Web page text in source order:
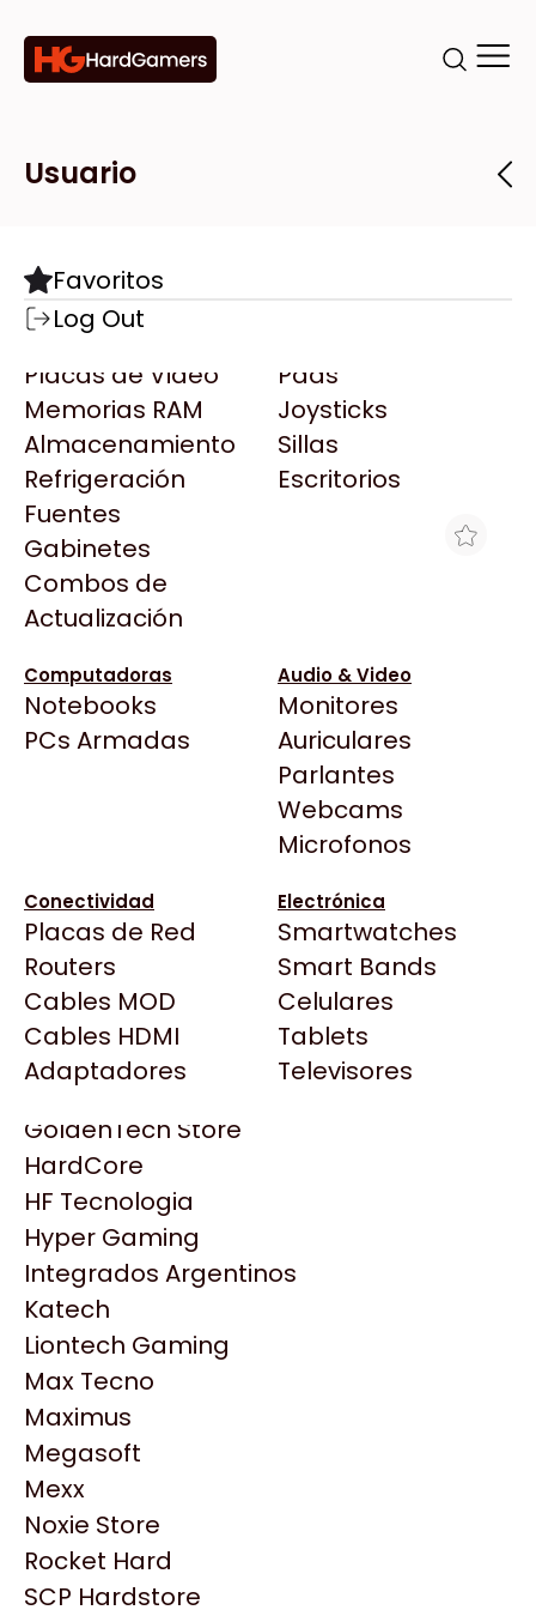
Categorías
Componentes
Motherboards
Microprocesadores
Placas de Video
Memorias RAM
Almacenamiento
Refrigeración
Fuentes
Gabinetes
Combos de
Actualización
Pads
Joysticks
Sillas
Escritorios
Computadoras
Notebooks
PCs Armadas
Audio & Video
Monitores
Auriculares
Parlantes
Webcams
Microfonos
Conectividad
Placas de Red
Routers
Cables MOD
Cables HDMI
Adaptadores
Electrónica
Smartwatches
Smart Bands
Celulares
Tablets
Televisores
Marcas
Todas las Marcas
AMD
AULA
Acer
Adata
AeroCool
Antec
Arkham
Asrock
BenQ
CX
Cooler Master
Deepcool
Dell
EVGA
Gamemax
Genesis
Genius
HP
HyperX
INNO3D
Intel
Kingston
Lenovo
Logitech
MSI
NVIDIA GeForce
NZXT
PNY
Palit
Philips
Tiendas
Destacadas
Todas las Tiendas
Click Gaming
Compufan Store
Dinobyte
Full H4rd
Gaming City
Gezatek
GoldenTech Store
HardCore
HF Tecnologia
Hyper Gaming
Integrados Argentinos
Katech
Liontech Gaming
Max Tecno
Maximus
Megasoft
Mexx
Noxie Store
Rocket Hard
SCP Hardstore
Usuario
Favoritos
Log Out
NOTEBOOK LENOVO IDEAPAD SLIM 3I
15.6" 15.6" INTEL CORE I5-1334U 8GB
$1.377.825
Ver producto en la página de Integrados
Argentinos
Productos